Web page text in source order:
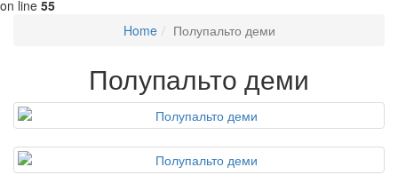
on line 55
Home Полупальто деми
Полупальто деми